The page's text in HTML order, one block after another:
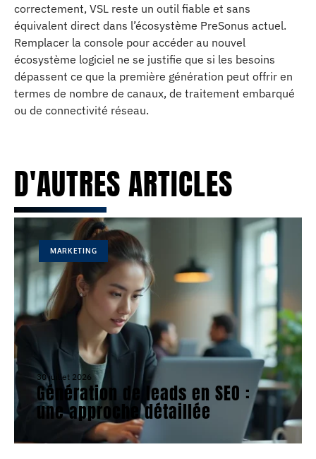
correctement, VSL reste un outil fiable et sans
équivalent direct dans l’écosystème PreSonus actuel.
Remplacer la console pour accéder au nouvel
écosystème logiciel ne se justifie que si les besoins
dépassent ce que la première génération peut offrir en
termes de nombre de canaux, de traitement embarqué
ou de connectivité réseau.
D'AUTRES ARTICLES
MARKETING
30 juillet 2026
Génération de leads en SEO :
une approche détaillée